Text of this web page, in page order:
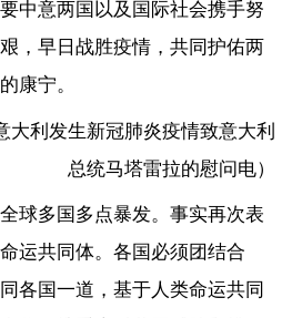
中意两国以及国际社会携手努
，早日战胜疫情，共同护佑两
康宁。
大利发生新冠肺炎疫情致意大利
总统马塔雷拉的慰问电）
球多国多点暴发。事实再次表
运共同体。各国必须团结合
各国一道，基于人类命运共同